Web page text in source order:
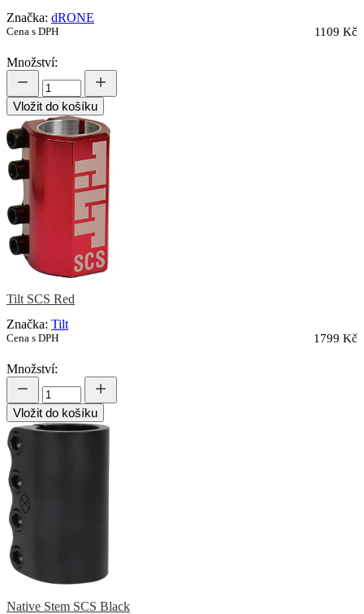
Značka: dRONE
Cena s DPH 1109 Kč
Množství:
Vložit do košíku
Tilt SCS Red
Značka: Tilt
Cena s DPH 1799 Kč
Množství:
Vložit do košíku
Native Stem SCS Black